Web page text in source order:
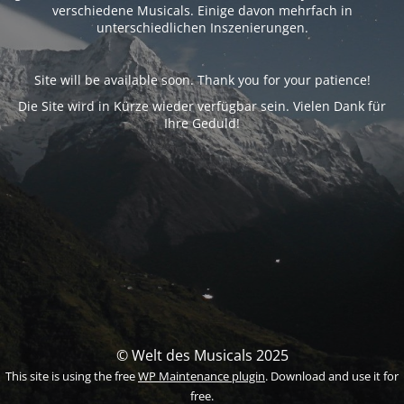
verschiedene Musicals. Einige davon mehrfach in
unterschiedlichen Inszenierungen.
Site will be available soon. Thank you for your patience!
Die Site wird in Kürze wieder verfügbar sein. Vielen Dank für
Ihre Geduld!
© Welt des Musicals 2025
This site is using the freeWP Maintenance plugin. Download and use it for
free.